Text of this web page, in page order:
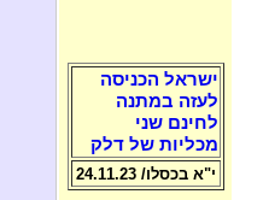
ישראל הכניסה
לעזה במתנה
לחינם שני
מכליות של דלק
י"א בכסלו/ 24.11.23